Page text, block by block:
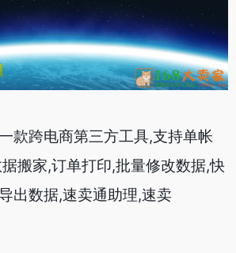
款跨电商第三方工具,支持单帐
搬家,订单打印,批量修改数据,快
出数据,速卖通助理,速卖